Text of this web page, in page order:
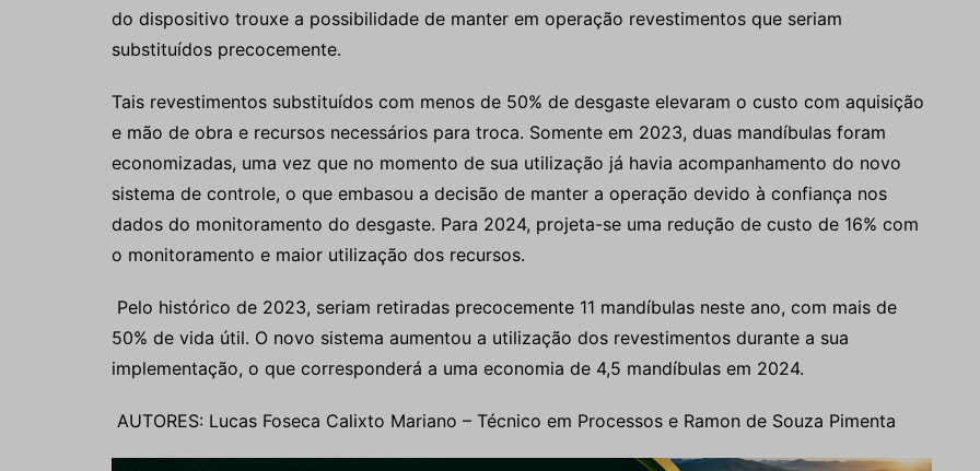
do dispositivo trouxe a possibilidade de manter em operação revestimentos que seriam
substituídos precocemente.
Tais revestimentos substituídos com menos de 50% de desgaste elevaram o custo com aquisição
e mão de obra e recursos necessários para troca. Somente em 2023, duas mandíbulas foram
economizadas, uma vez que no momento de sua utilização já havia acompanhamento do novo
sistema de controle, o que embasou a decisão de manter a operação devido à confiança nos
dados do monitoramento do desgaste. Para 2024, projeta-se uma redução de custo de 16% com
o monitoramento e maior utilização dos recursos.
Pelo histórico de 2023, seriam retiradas precocemente 11 mandíbulas neste ano, com mais de
50% de vida útil. O novo sistema aumentou a utilização dos revestimentos durante a sua
implementação, o que corresponderá a uma economia de 4,5 mandíbulas em 2024.
AUTORES: Lucas Foseca Calixto Mariano – Técnico em Processos e Ramon de Souza Pimenta